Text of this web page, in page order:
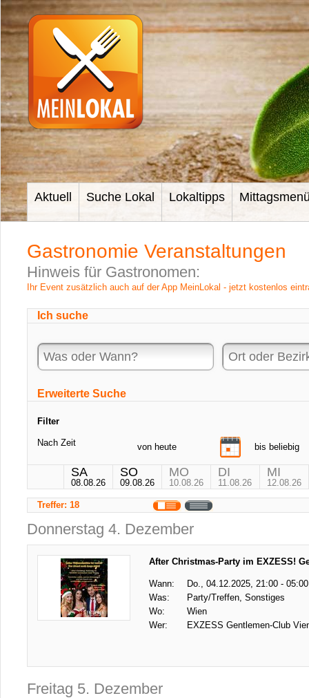
Aktuell Suche Lokal Lokaltipps
Gastronomie Veranstaltungen
Hinweis für Gastronomen:
Ihr Event zusätzlich auch auf der App MeinLokal - jetzt kostenlos
Ich suche
Erweiterte Suche
Filter
Nach Zeit von heute bis beliebig
SA
08.08.26
SO
09.08.26
MO
10.08.26
DI
11.08.26
MI
12.08.26
Treffer: 18
Donnerstag 4. Dezember
After Christmas-Party im EXZESS!
Wann:
Do., 04.12.2025, 21:00 -
Was:
Party/Treffen, Sonstiges
Wo:
Wien
Wer:
EXZESS Gentlemen-Club
Freitag 5. Dezember